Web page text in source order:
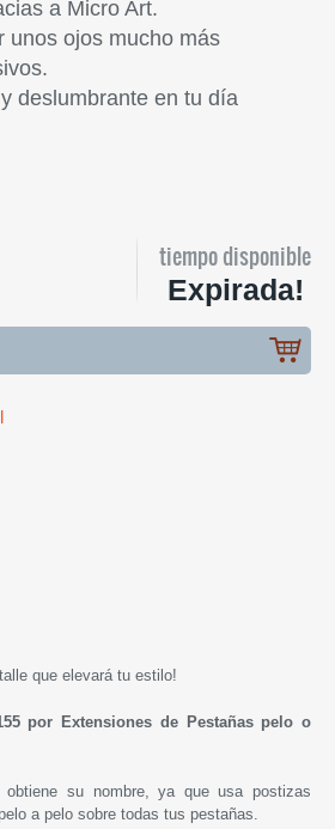
a Micro Art.
unos ojos mucho más
deslumbrante en tu día
tiempo disponible
Expirada!
que elevará tu estilo!
por Extensiones de Pestañas pelo o
su nombre, ya que usa postizas
a pelo sobre todas tus pestañas.